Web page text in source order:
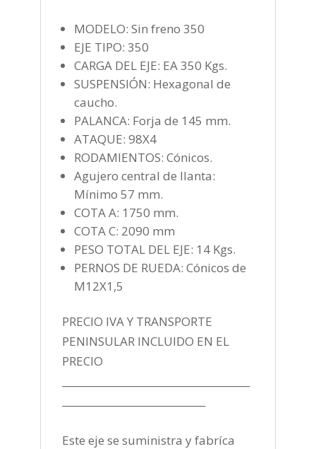
MODELO: Sin freno 350
EJE TIPO: 350
CARGA DEL EJE: EA 350 Kgs.
SUSPENSIÓN: Hexagonal de
caucho.
PALANCA: Forja de 145 mm.
ATAQUE: 98X4
RODAMIENTOS: Cónicos.
Agujero central de llanta:
Mínimo 57 mm.
COTA A: 1750 mm.
COTA C: 2090 mm
PESO TOTAL DEL EJE: 14 Kgs.
PERNOS DE RUEDA: Cónicos de
M12X1,5
PRECIO IVA Y TRANSPORTE
PENINSULAR INCLUIDO EN EL
PRECIO
Este eje se suministra y fabríca